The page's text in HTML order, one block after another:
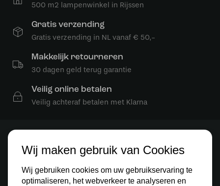
500 m2 lampenwinkel in Rijssen
Gratis verzending
Gratis verzending in NL vanaf € 50,-
Makkelijk retourneren
30 dagen geld terug garantie
Veilig online betalen
Veilig achteraf betalen met Klarna
Stay up to date
hoogte van alle acties.
Wij maken gebruik van Cookies
Wij gebruiken cookies om uw gebruikservaring te
optimaliseren, het webverkeer te analyseren en